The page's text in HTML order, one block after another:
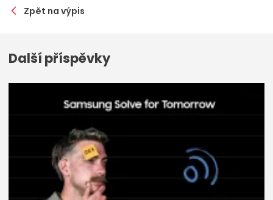
Zpět na výpis
Další příspěvky